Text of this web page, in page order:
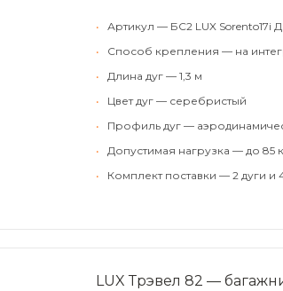
•
Артикул — БС2 LUX Sorento17i
•
Способ крепления — на
•
Длина дуг — 1,3 м
•
Цвет дуг — серебристый
•
Профиль дуг —
•
Допустимая нагрузка — до 85
•
Комплект поставки — 2 дуги и
LUX Трэвел 82 —